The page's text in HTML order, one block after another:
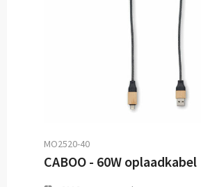
MO2520-40
CABOO - 60W oplaadkabel